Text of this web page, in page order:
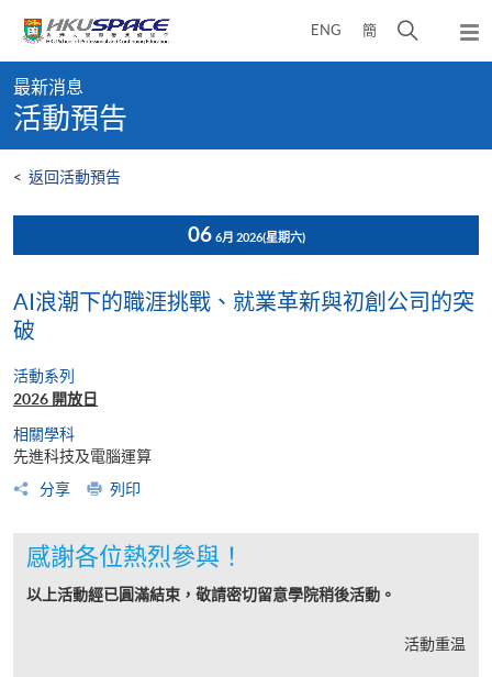
content
ENG 簡
開
彈
出
content
start
最新消息
活動預告
< 返回活動預告
06 6月 2026(星期六)
AI浪潮下的職涯挑戰、就業革新與初創公司的突
破
活動系列
2026 開放日
相關學科
先進科技及電腦運算
分享
列印
感謝各位熱烈參與！
以上活動經已圓滿結束，敬請密切留意學院稍後活動。
活動重温